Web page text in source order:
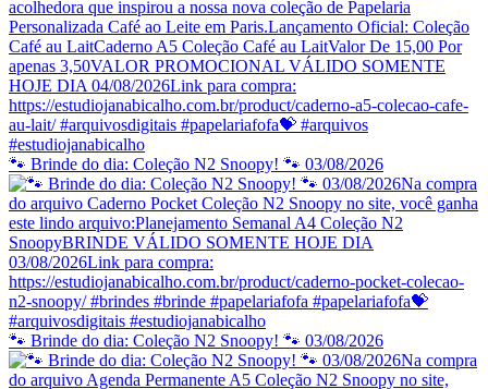
🐾 Brinde do dia: Coleção N2 Snoopy! 🐾 03/08/2026
🐾 Brinde do dia: Coleção N2 Snoopy! 🐾 03/08/2026